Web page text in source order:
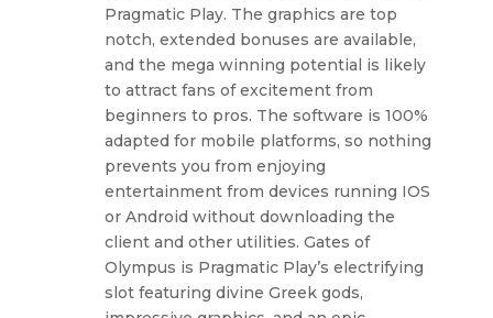
Pragmatic Play. The graphics are top
notch, extended bonuses are available,
and the mega winning potential is likely
to attract fans of excitement from
beginners to pros. The software is 100%
adapted for mobile platforms, so nothing
prevents you from enjoying
entertainment from devices running IOS
or Android without downloading the
client and other utilities. Gates of
Olympus is Pragmatic Play’s electrifying
slot featuring divine Greek gods,